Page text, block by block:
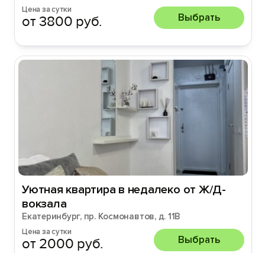
Цена за сутки
от 3800 руб. Выбрать
Уютная квартира в недалеко от Ж/Д-
вокзала
Екатеринбург, пр. Космонавтов, д. 11В
Цена за сутки
от 2000 руб. Выбрать